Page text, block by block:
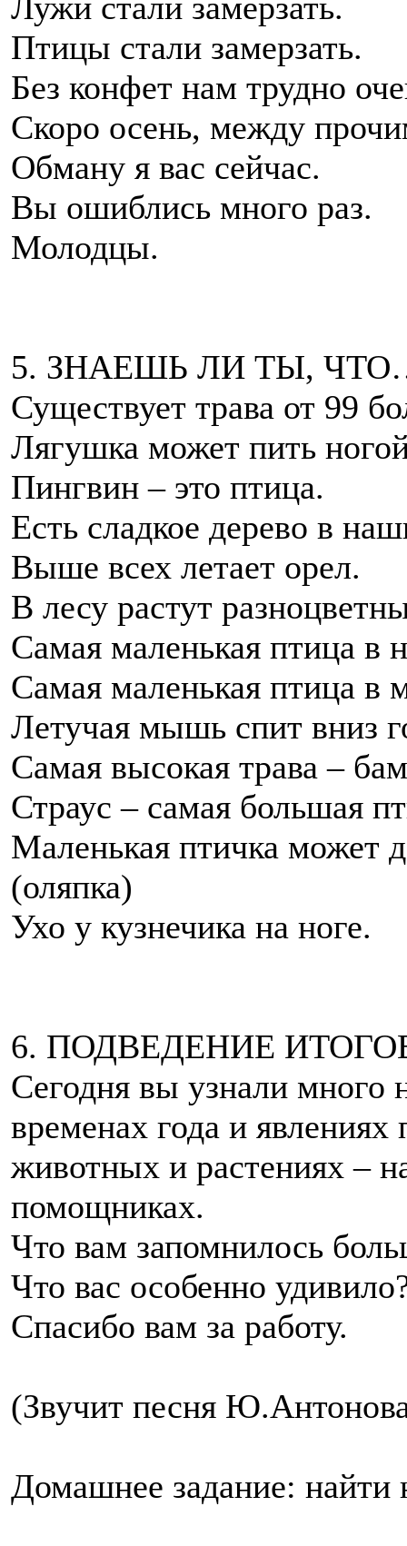
Птицы стали замерзать.
Без конфет нам трудно
Скоро осень, между
Обману я вас сейчас.
Вы ошиблись много раз.
Молодцы.
5. ЗНАЕШЬ ЛИ ТЫ,
Существует трава от 99
Лягушка может пить
Пингвин – это птица.
Есть сладкое дерево в
Выше всех летает орел.
В лесу растут
Самая маленькая птица в
Самая маленькая птица в
Летучая мышь спит вниз
Самая высокая трава –
Страус – самая большая
Маленькая птичка может
(оляпка)
Ухо у кузнечика на ноге.
6. ПОДВЕДЕНИЕ
Сегодня вы узнали много
временах года и
животных и растениях –
помощниках.
Что вам запомнилось
Что вас особенно
Спасибо вам за работу.
(Звучит песня
Домашнее задание: найти